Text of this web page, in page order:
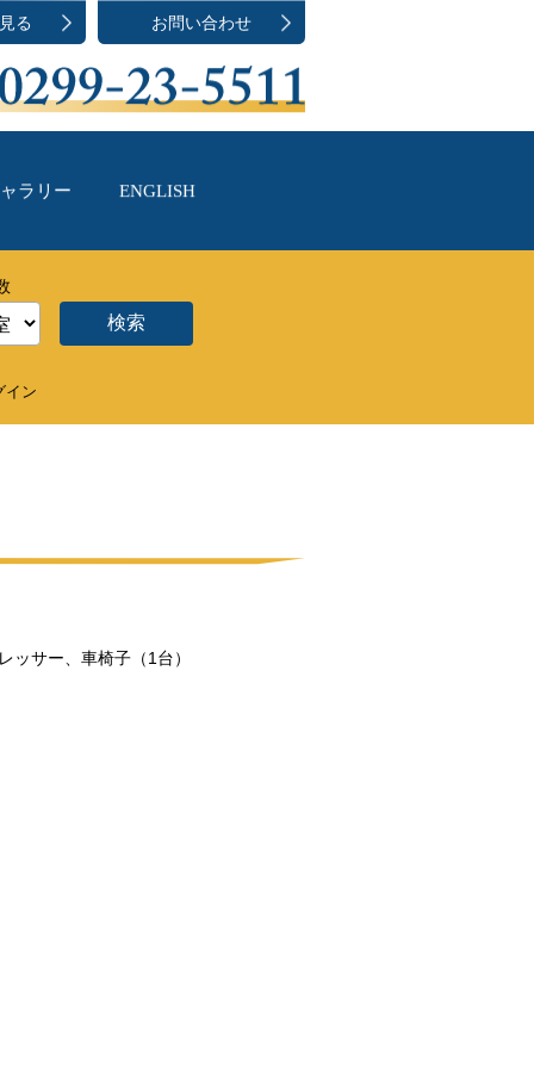
る お問い合わせ
ラリー ENGLISH
検索
イン
サー、車椅子（1台）